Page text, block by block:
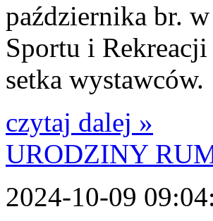
października br.
Sportu i
setka wystawców.
czytaj dalej »
URODZINY
2024-10-09